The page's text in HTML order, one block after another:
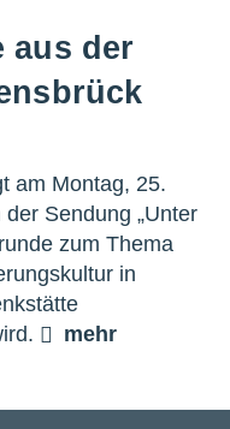
aus der
am Montag, 25.
Sendung „Unter
zum Thema
in
mehr